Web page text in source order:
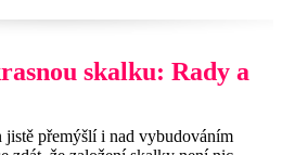
skalku: Rady a
jistě přemýšlí i nad vybudováním